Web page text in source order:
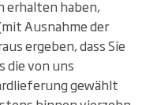
erhalten haben,
Ausnahme der
ergeben, dass Sie
die von uns
gewählt